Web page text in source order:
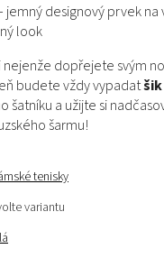
jemný designový prvek na
look
dopřejete svým
budete vždy vypadat
šatníku a užijte si
šarmu!
tenisky
variantu